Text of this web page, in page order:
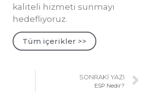
kaliteli hizmeti sunmayı
hedefliyoruz.
Tüm içerikler >>
SONRAKI YAZI
ESP Nedir?